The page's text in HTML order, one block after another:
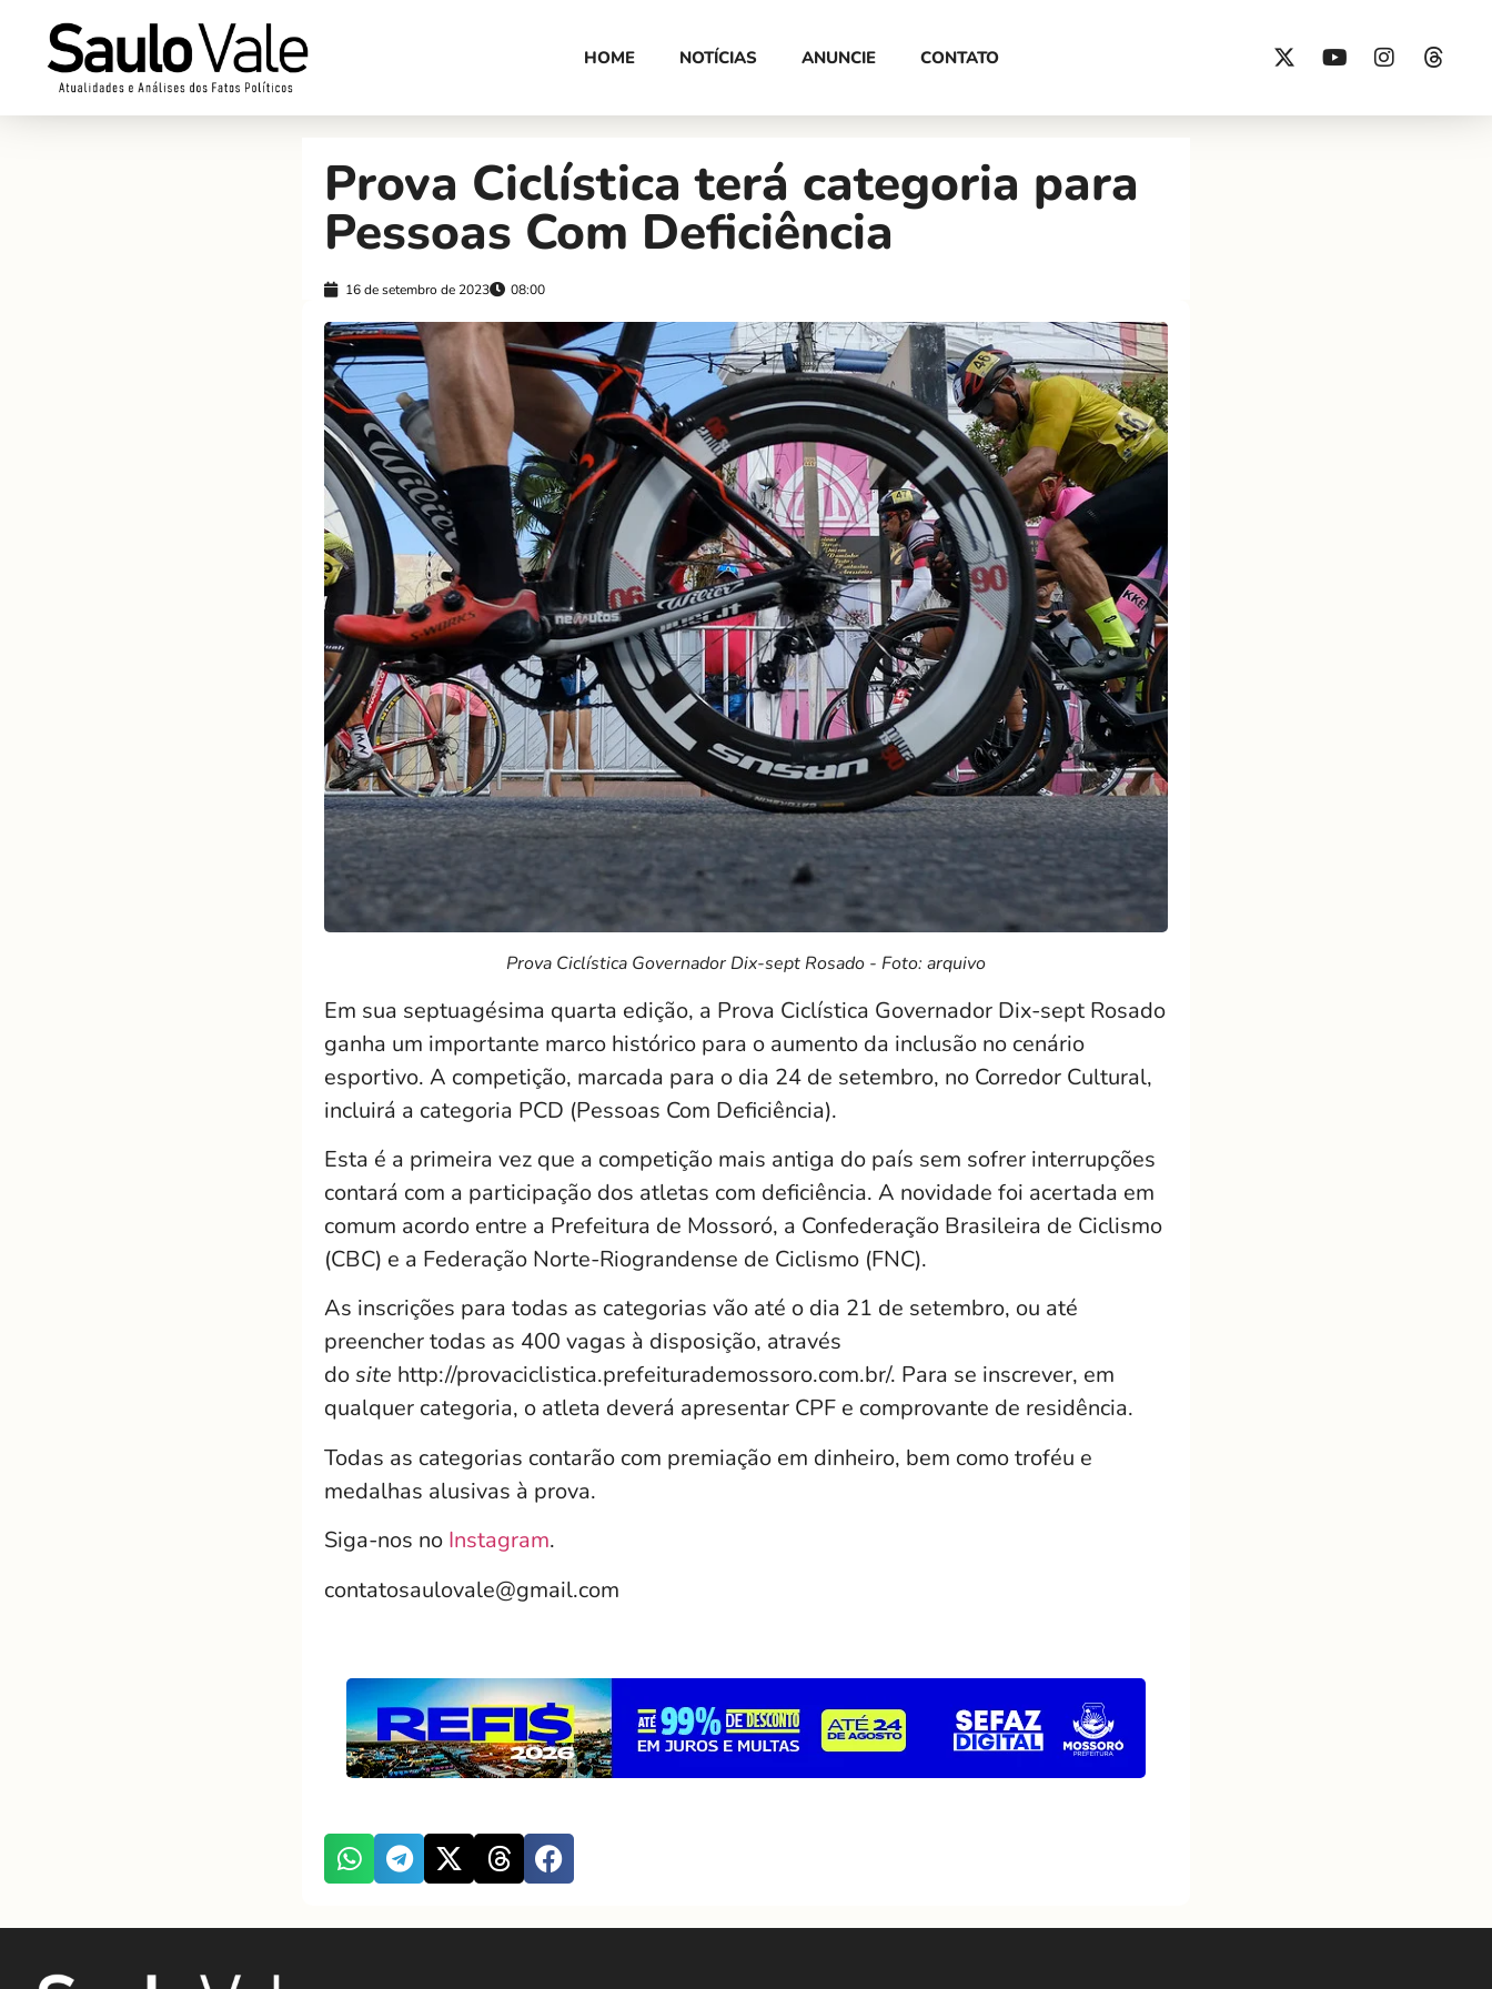
HOME NOTÍCIAS ANUNCIE CONTATO
Prova Ciclística terá categoria para
Pessoas Com Deficiência
16 de setembro de 2023 08:00
Prova Ciclística Governador Dix-sept Rosado - Foto: arquivo
Em sua septuagésima quarta edição, a Prova Ciclística Governador Dix-sept Rosado
ganha um importante marco histórico para o aumento da inclusão no cenário
esportivo. A competição, marcada para o dia 24 de setembro, no Corredor Cultural,
incluirá a categoria PCD (Pessoas Com Deficiência).
Esta é a primeira vez que a competição mais antiga do país sem sofrer interrupções
contará com a participação dos atletas com deficiência. A novidade foi acertada em
comum acordo entre a Prefeitura de Mossoró, a Confederação Brasileira de Ciclismo
(CBC) e a Federação Norte-Riograndense de Ciclismo (FNC).
As inscrições para todas as categorias vão até o dia 21 de setembro, ou até
preencher todas as 400 vagas à disposição, através
dosite http://provaciclistica.prefeiturademossoro.com.br/. Para se inscrever, em
qualquer categoria, o atleta deverá apresentar CPF e comprovante de residência.
Todas as categorias contarão com premiação em dinheiro, bem como troféu e
medalhas alusivas à prova.
Siga-nos no Instagram.
contatosaulovale@gmail.com